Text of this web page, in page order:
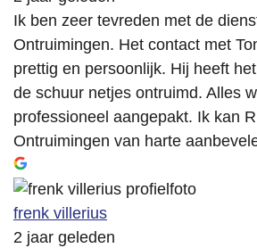
Ik ben zeer tevreden met de
Ontruimingen. Het contact met
prettig en persoonlijk. Hij heeft
de schuur netjes ontruimd. Alles
professioneel aangepakt. Ik kan
Ontruimingen van harte
frenk villerius
2 jaar geleden